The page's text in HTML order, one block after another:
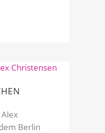
Berlin